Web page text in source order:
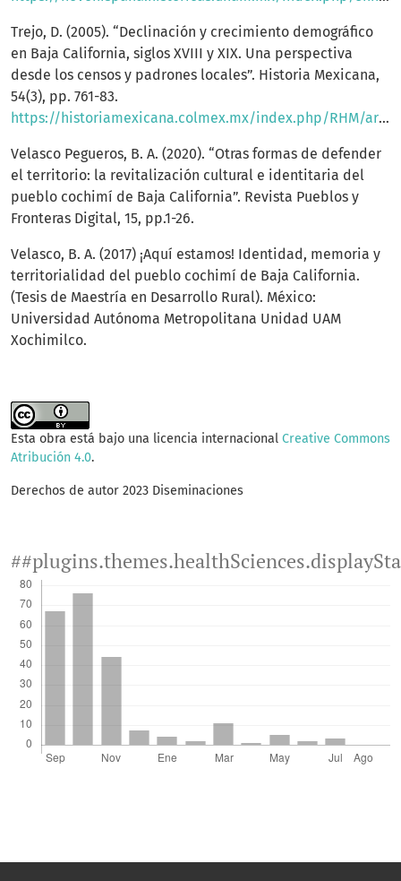
Trejo, D. (2005). “Declinación y crecimiento demográfico
en Baja California, siglos XVIII y XIX. Una perspectiva
desde los censos y padrones locales”. Historia Mexicana,
54(3), pp. 761-83.
https://historiamexicana.colmex.mx/index.php/RHM/article/view/1542/1360
Velasco Pegueros, B. A. (2020). “Otras formas de defender
el territorio: la revitalización cultural e identitaria del
pueblo cochimí de Baja California”. Revista Pueblos y
Fronteras Digital, 15, pp.1-26.
Velasco, B. A. (2017) ¡Aquí estamos! Identidad, memoria y
territorialidad del pueblo cochimí de Baja California.
(Tesis de Maestría en Desarrollo Rural). México:
Universidad Autónoma Metropolitana Unidad UAM
Xochimilco.
Esta obra está bajo una licencia internacional Creative Commons
Atribución 4.0.
Derechos de autor 2023 Diseminaciones